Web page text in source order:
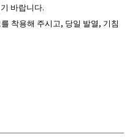
바랍니다.
착용해 주시고, 당일 발열, 기침